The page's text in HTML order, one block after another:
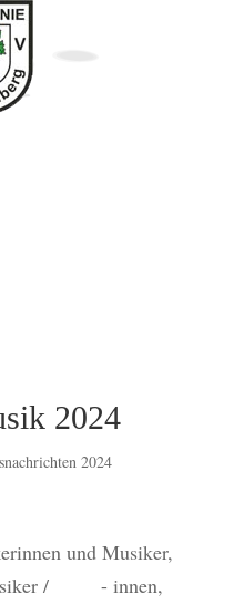
2024
2024
und Musiker,
/ - innen,